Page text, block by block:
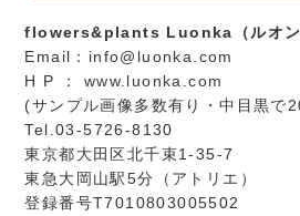
flowers&plants Luonka（ルオン
Email： info@luonka.com
H P ： www.luonka.com
(サンプル画像多数有り・中目黒で
Tel.03-5726-8130
東京都大田区北千束1-35-7
東急大岡山駅5分（アトリエ）
登録番号T7010803005502